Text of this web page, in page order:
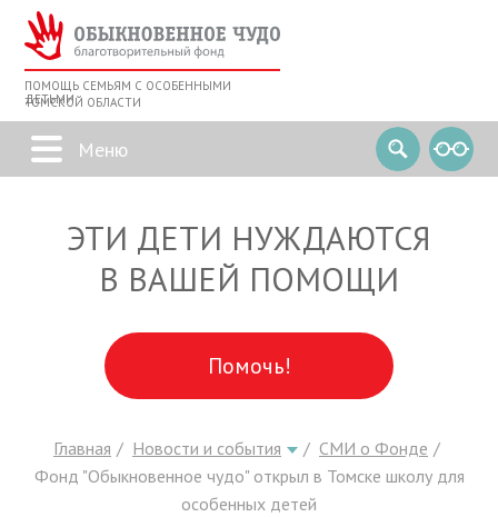
ПОМОЩЬ СЕМЬЯМ С ОСОБЕННЫМИ
ДЕТЬМИ
ТОМСКОЙ ОБЛАСТИ
ЭТИ ДЕТИ НУЖДАЮТСЯ
В ВАШЕЙ ПОМОЩИ
Помочь!
Главная Новости и события
СМИ о Фонде
Фонд "Обыкновенное чудо" открыл в Томске школу для
особенных детей